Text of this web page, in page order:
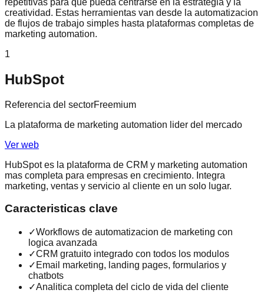
creatividad. Estas herramientas van desde la automatizacion
de flujos de trabajo simples hasta plataformas completas de
marketing automation.
1
HubSpot
Referencia del sectorFreemium
La plataforma de marketing automation lider del mercado
Ver web
HubSpot es la plataforma de CRM y marketing automation
mas completa para empresas en crecimiento. Integra
marketing, ventas y servicio al cliente en un solo lugar.
Caracteristicas clave
✓Workflows de automatizacion de marketing con
logica avanzada
✓CRM gratuito integrado con todos los modulos
✓ Email marketing, landing pages, formularios y
chatbots
✓Analitica completa del ciclo de vida del cliente